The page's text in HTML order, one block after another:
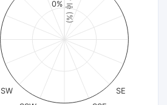
Tỷ lệ (%)
SE
SW
0%